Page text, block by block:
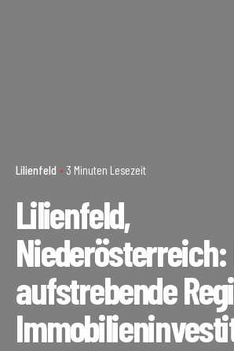
Lilienfeld 3 Minuten Lesezeit
Lilienfeld,
Niederösterreich:
aufstrebende